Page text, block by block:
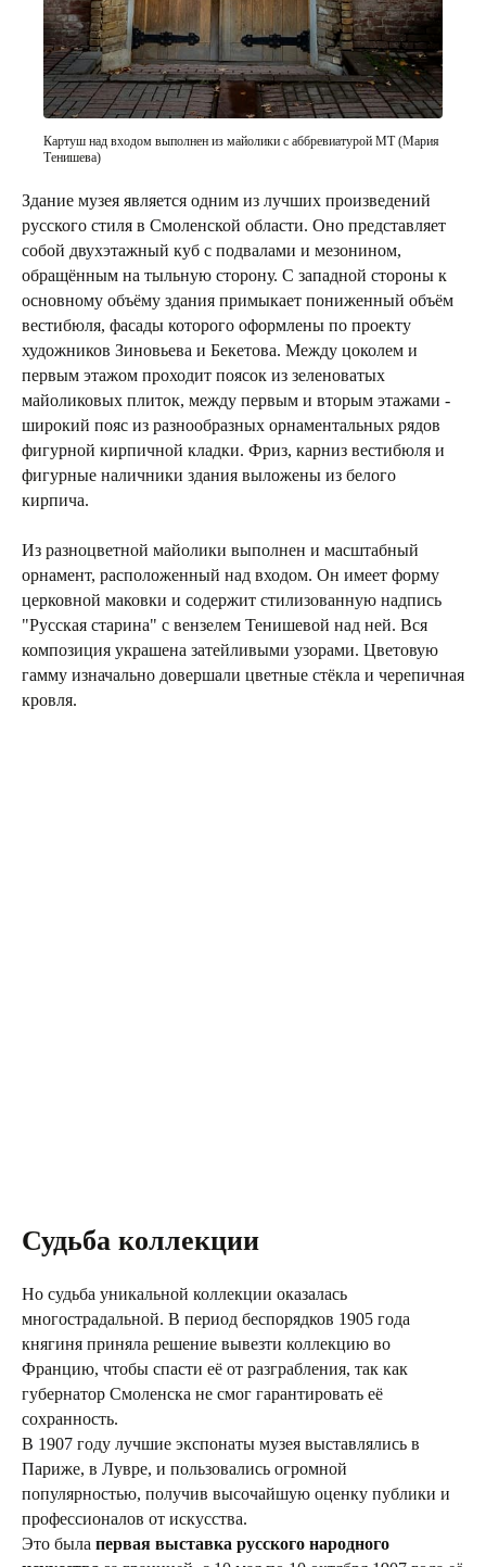
Картуш над входом выполнен из майолики с аббревиатурой МТ (Мария
Тенишева)
Здание музея является одним из лучших произведений
русского стиля в Смоленской области. Оно представляет
собой двухэтажный куб с подвалами и мезонином,
обращённым на тыльную сторону. С западной стороны к
основному объёму здания примыкает пониженный объём
вестибюля, фасады которого оформлены по проекту
художников Зиновьева и Бекетова. Между цоколем и
первым этажом проходит поясок из зеленоватых
майоликовых плиток, между первым и вторым этажами -
широкий пояс из разнообразных орнаментальных рядов
фигурной кирпичной кладки. Фриз, карниз вестибюля и
фигурные наличники здания выложены из белого
кирпича.
Из разноцветной майолики выполнен и масштабный
орнамент, расположенный над входом. Он имеет форму
церковной маковки и содержит стилизованную надпись
"Русская старина" с вензелем Тенишевой над ней. Вся
композиция украшена затейливыми узорами. Цветовую
гамму изначально довершали цветные стёкла и черепичная
кровля.
Судьба коллекции
Но судьба уникальной коллекции оказалась
многострадальной. В период беспорядков 1905 года
княгиня приняла решение вывезти коллекцию во
Францию, чтобы спасти её от разграбления, так как
губернатор Смоленска не смог гарантировать её
сохранность.
В 1907 году лучшие экспонаты музея выставлялись в
Париже, в Лувре, и пользовались огромной
популярностью, получив высочайшую оценку публики и
профессионалов от искусства.
Это была первая выставка русского народного